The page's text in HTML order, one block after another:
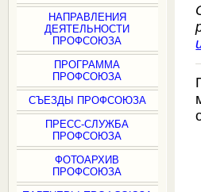
НАПРАВЛЕНИЯ
ДЕЯТЕЛЬНОСТИ
ПРОФСОЮЗА
ПРОГРАММА
ПРОФСОЮЗА
СЪЕЗДЫ ПРОФСОЮЗА
ПРЕСС-СЛУЖБА
ПРОФСОЮЗА
ФОТОАРХИВ
ПРОФСОЮЗА